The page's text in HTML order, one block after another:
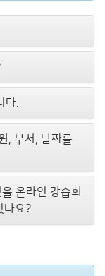
다.
, 부서, 날짜를
온라인 강습회
나요?